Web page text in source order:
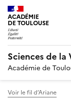
ACADÉMIE
DE TOULOUSE
Sciences de la
Académie de
Voir le fil d’Ariane